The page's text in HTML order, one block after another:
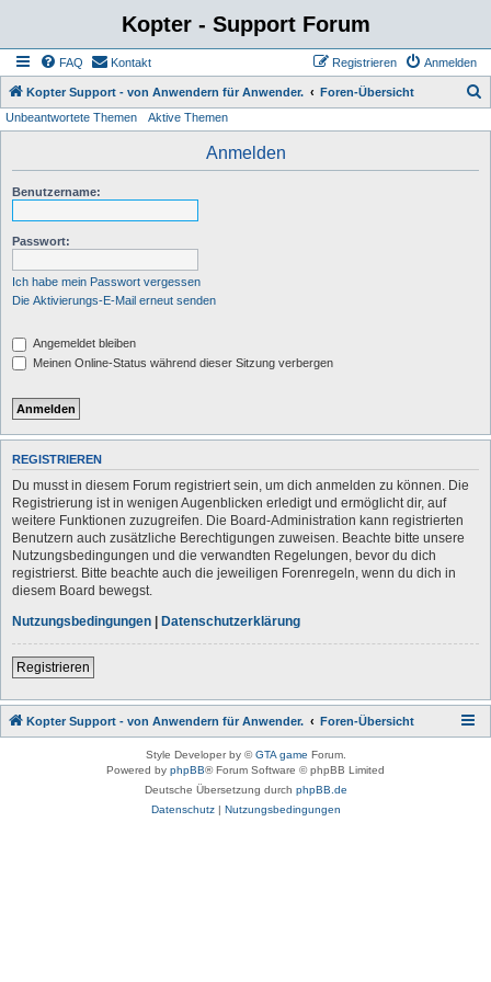
Kopter - Support Forum
FAQ Kontakt Anmelden
Registrieren
Kopter Support - von Anwendern für Anwender. Foren-Übersicht
Unbeantwortete Themen Aktive Themen
Anmelden
Benutzername:
Passwort:
Ich habe mein Passwort vergessen
Die Aktivierungs-E-Mail erneut senden
Angemeldet bleiben
Meinen Online-Status während dieser Sitzung verbergen
REGISTRIEREN
Du musst in diesem Forum registriert sein, um dich anmelden zu können. Die
Registrierung ist in wenigen Augenblicken erledigt und ermöglicht dir, auf
weitere Funktionen zuzugreifen. Die Board-Administration kann registrierten
Benutzern auch zusätzliche Berechtigungen zuweisen. Beachte bitte unsere
Nutzungsbedingungen und die verwandten Regelungen, bevor du dich
registrierst. Bitte beachte auch die jeweiligen Forenregeln, wenn du dich in
diesem Board bewegst.
Nutzungsbedingungen | Datenschutzerklärung
Registrieren
Kopter Support - von Anwendern für Anwender. Foren-Übersicht
Style Developer by ©GTA game Forum.
Powered by phpBB® Forum Software © phpBB Limited
Deutsche Übersetzung durch phpBB.de
Datenschutz| Nutzungsbedingungen